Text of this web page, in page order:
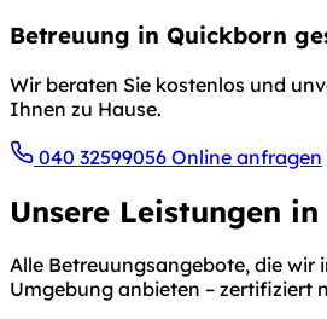
Betreuung in Quickborn
Wir beraten Sie kostenlos und
Ihnen zu Hause.
040 32599056 Online anfragen
Unsere Leistungen
Alle Betreuungsangebote, die wir
Umgebung anbieten – zertifiziert